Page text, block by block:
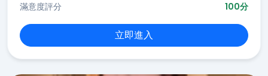
滿意度評分
100分
立即進入